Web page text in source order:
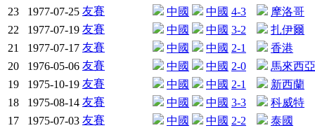
23
1977-07-25 友賽 中國 中國 4-3
摩洛哥
22
1977-07-19 友賽 中國 中國 3-2
扎伊爾
21
1977-07-17 友賽 中國 中國 2-1
香港
20
1976-05-06 友賽 中國 中國 2-0
馬來西亞
19
1975-10-19 友賽 中國 中國 2-1
新西蘭
18
1975-08-14 友賽 中國 中國 3-3
科威特
17
1975-07-03 友賽 中國 中國 2-2
泰國